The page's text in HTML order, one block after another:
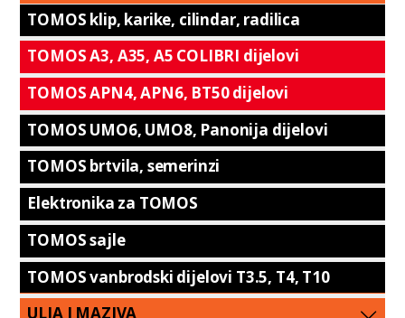
TOMOS klip, karike, cilindar, radilica
TOMOS A3, A35, A5 COLIBRI dijelovi
TOMOS APN4, APN6, BT50 dijelovi
TOMOS UMO6, UMO8, Panonija dijelovi
TOMOS brtvila, semerinzi
Elektronika za TOMOS
TOMOS sajle
TOMOS vanbrodski dijelovi T3.5, T4, T10
ULJA I MAZIVA